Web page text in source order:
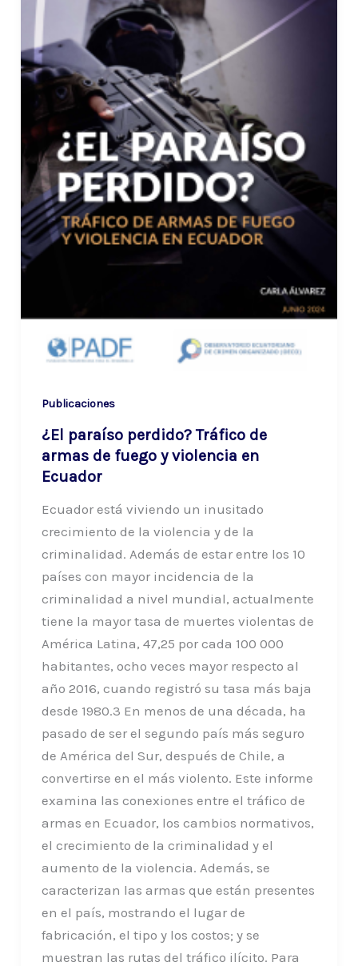
Publicaciones
¿El paraíso perdido? Tráfico de
armas de fuego y violencia en
Ecuador
Ecuador está viviendo un inusitado
crecimiento de la violencia y de la
criminalidad. Además de estar entre los 10
países con mayor incidencia de la
criminalidad a nivel mundial, actualmente
tiene la mayor tasa de muertes violentas de
América Latina, 47,25 por cada 100 000
habitantes, ocho veces mayor respecto al
año 2016, cuando registró su tasa más baja
desde 1980.3 En menos de una década, ha
pasado de ser el segundo país más seguro
de América del Sur, después de Chile, a
convertirse en el más violento. Este informe
examina las conexiones entre el tráfico de
armas en Ecuador, los cambios normativos,
el crecimiento de la criminalidad y el
aumento de la violencia. Además, se
caracterizan las armas que están presentes
en el país, mostrando el lugar de
fabricación, el tipo y los costos; y se
muestran las rutas del tráfico ilícito. Para